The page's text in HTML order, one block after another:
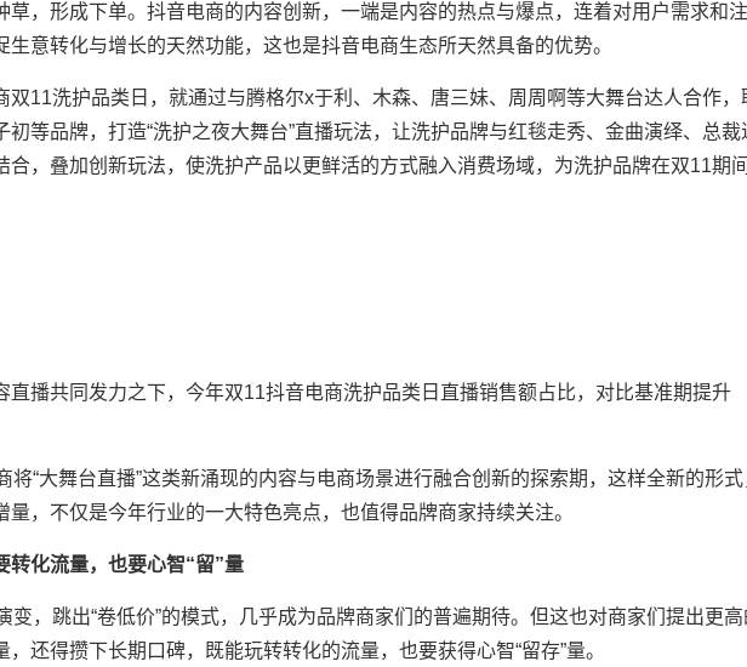
草，形成下单。抖音电商的内容创新，一端是内容的热点与爆点，连着对用户需求和
生意转化与增长的天然功能，这也是抖音电商生态所天然具备的优势。
洗护品类日，就通过与腾格尔x于利、木森、唐三妹、周周啊等大舞台达人合作，
等品牌，打造“洗护之夜大舞台”直播玩法，让洗护品牌与红毯走秀、金曲演绎、总裁
合，叠加创新玩法，使洗护产品以更鲜活的方式融入消费场域，为洗护品牌在双11期
播共同发力之下，今年双11抖音电商洗护品类日直播销售额占比，对比基准期提升
大舞台直播”这类新涌现的内容与电商场景进行融合创新的探索期，这样全新的形式
量，不仅是今年行业的一大特色亮点，也值得品牌商家持续关注。
化流量，也要心智“留”量
跳出“卷低价”的模式，几乎成为品牌商家们的普遍期待。但这也对商家们提出更高
还得攒下长期口碑，既能玩转转化的流量，也要获得心智“留存”量。